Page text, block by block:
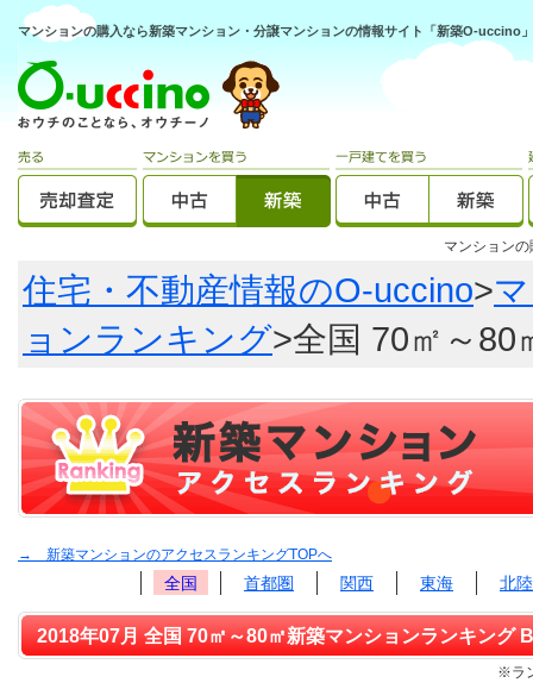
マンションの購入なら新築マンション・分譲マンションの情報サイト「新築O-uccino」
マンション
住宅・不動産情報のO-uccino>
ョンランキング>全国 70㎡～
→ 新築マンションのアクセスランキングTOPへ
全国 首都圏 関西 東海 北
2018年07月 全国 70㎡～80㎡新築マンションランキング
※ラ